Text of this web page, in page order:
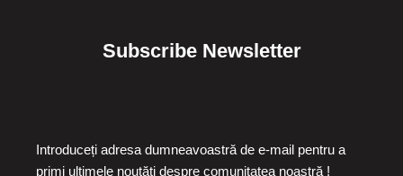
Subscribe Newsletter
Introduceți adresa dumneavoastră de e-mail pentru a
primi ultimele noutăți despre comunitatea noastră !